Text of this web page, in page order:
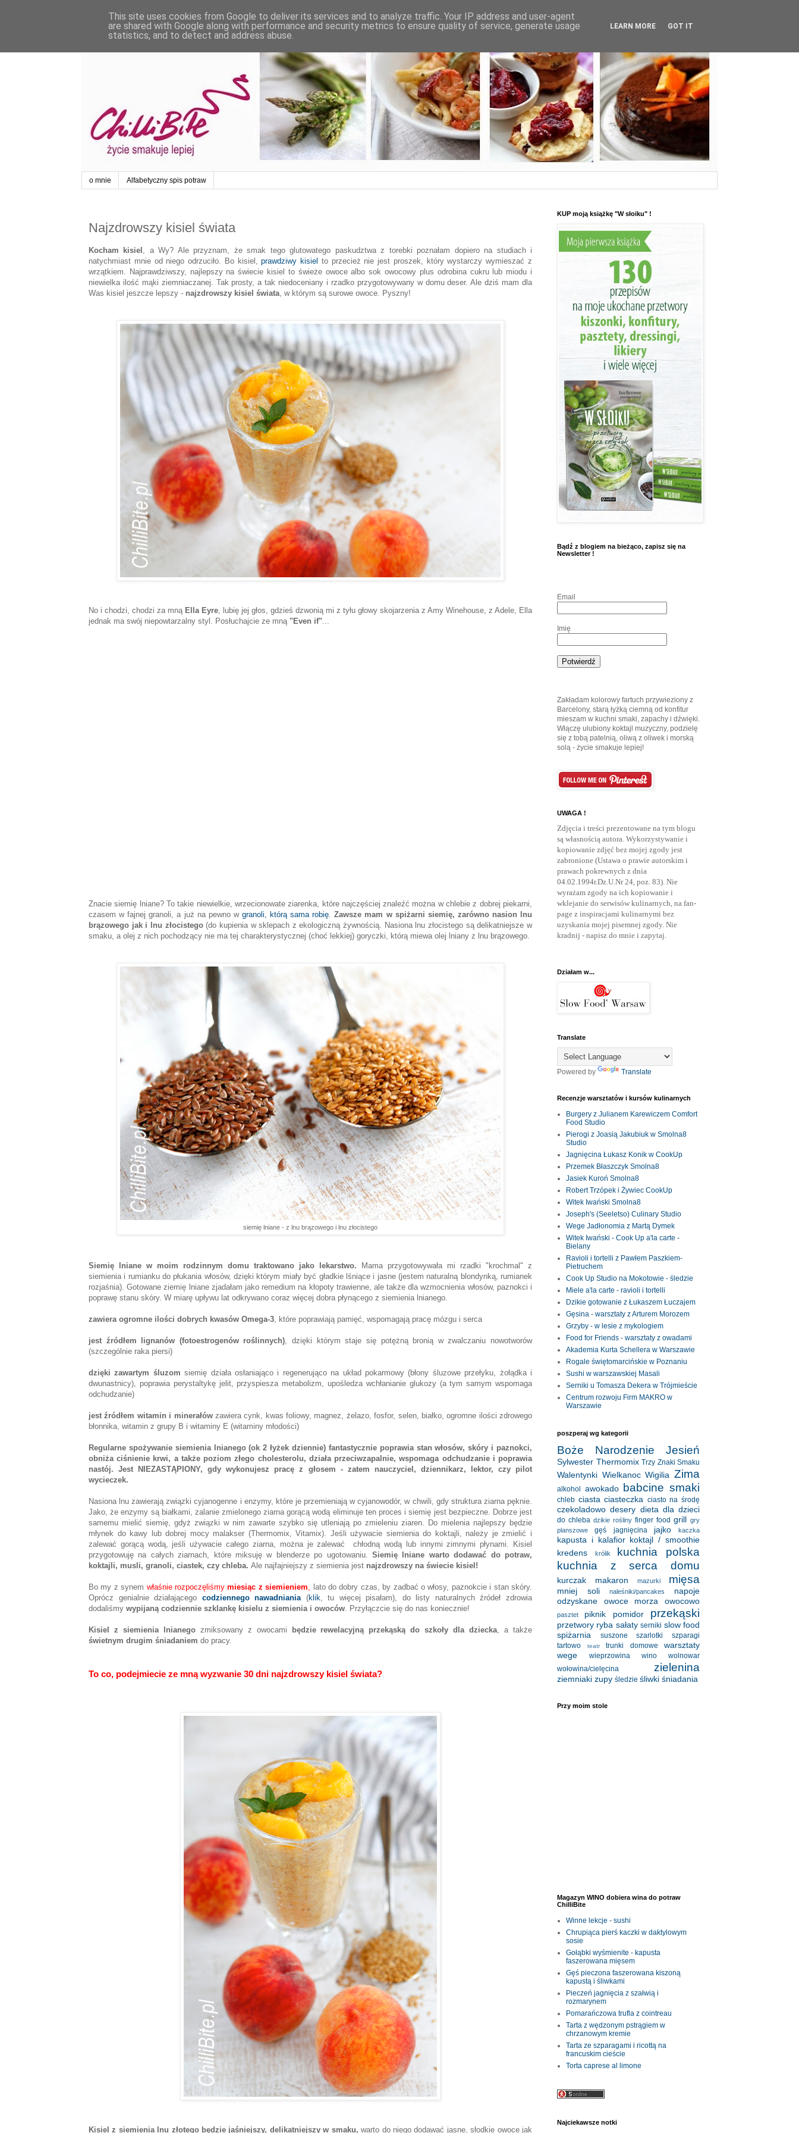
o mnie Alfabetyczny spis potraw
Najzdrowszy kisiel świata
Kocham kisiel , a Wy? Ale przyznam, że smak tego glutowatego paskudztwa z torebki poznałam dopiero na studiach i
natychmiast mnie od niego odrzuciło. Bo kisiel,prawdziwy kisiel to przecież nie jest proszek, który wystarczy wymieszać z
wrzątkiem. Najprawdziwszy, najlepszy na świecie kisiel to świeże owoce albo sok owocowy plus odrobina cukru lub miodu i
niewielka ilość mąki ziemniaczanej. Tak prosty, a tak niedoceniany i rzadko przygotowywany w domu deser. Ale dziś mam dla
Was kisiel jeszcze lepszy - najzdrowszy kisiel świata, w którym są surowe owoce. Pyszny!
No i chodzi, chodzi za mną Ella Eyre, lubię jej głos, gdzieś dzwonią mi z tyłu głowy skojarzenia z Amy Winehouse, z Adele, Ella
jednak ma swój niepowtarzalny styl. Posłuchajcie ze mną "Even if"...
Znacie siemię lniane? To takie niewielkie, wrzecionowate ziarenka, które najczęściej znaleźć można w chlebie z dobrej piekarni,
czasem w fajnej granoli, a już na pewno w granoli, którą sama robię.Zawsze mam w spiżarni siemię, zarówno nasion lnu
brązowego jak i lnu złocistego(do kupienia w sklepach z ekologiczną żywnością. Nasiona lnu złocistego są delikatniejsze w
smaku, a olej z nich pochodzący nie ma tej charakterystycznej (choć lekkiej) goryczki, którą miewa olej lniany z lnu brązowego.
siemię lniane - z lnu brązowego i lnu złocistego
Siemię lniane w moim rodzinnym domu traktowano jako lekarstwo. Mama przygotowywała mi rzadki "krochmal" z
siemienia i rumianku do płukania włosów, dzięki którym miały być gładkie lśniące i jasne (jestem naturalną blondynką, rumianek
rozjaśnia). Gotowane ziemię lniane zjadałam jako remedium na kłopoty trawienne, ale także dla wzmocnienia włosów, paznokci i
poprawę stanu skóry. W miarę upływu lat odkrywano coraz więcej dobra płynącego z siemienia lnianego.
zawiera ogromne ilości dobrych kwasów Omega-3 , które poprawiają pamięć, wspomagają pracę mózgu i serca
jest źródłem lignanów (fotoestrogenów roślinnych) , dzięki którym staje się potężną bronią w zwalczaniu nowotworów
(szczególnie raka piersi)
dzięki zawartym śluzom siemię działa osłaniająco i regenerująco na układ pokarmowy (błony śluzowe przełyku, żołądka i
dwunastnicy), poprawia perystaltykę jelit, przyspiesza metabolizm, upośledza wchłanianie glukozy (a tym samym wspomaga
odchudzanie)
jest źródłem witamin i minerałówzawiera cynk, kwas foliowy, magnez, żelazo, fosfor, selen, białko, ogromne ilości zdrowego
błonnika, witamin z grupy B i witaminy E (witaminy młodości)
Regularne spożywanie siemienia lnianego (ok 2 łyżek dziennie) fantastycznie poprawia stan włosów, skóry i paznokci,
obniża ciśnienie krwi, a także poziom złego cholesterolu, działa przeciwzapalnie, wspomaga odchudzanie i poprawia
nastój. Jest NIEZASTĄPIONY, gdy wykonujesz pracę z głosem - zatem nauczyciel, dziennikarz, lektor, czy pilot
wycieczek.
Nasiona lnu zawierają związki cyjanogenne i enzymy, które je przemieniają w cyjanowodór, w chwili, gdy struktura ziarna pęknie.
Jako, że enzymy są białkami, zalanie zmielonego ziarna gorącą wodą eliminuje ten proces i siemię jest bezpieczne. Dobrze jest
samemu mielić siemię, gdyż związki w nim zawarte szybko się utleniają po zmieleniu ziaren. Do mielenia najlepszy będzie
młynek do kawy lub dobrej mocy malakser (Thermomix, Vitamix). Jeśli używacie siemienia do koktajli, należy je zmielić i
zalewać gorącą wodą, jeśli używacie całego ziarna, można je zalewać chłodną wodą lub innymi zimnymi płynami. Kisiel
przygotowuję na całych ziarnach, które miksuję w blenderze po ugotowaniu. Siemię lniane warto dodawać do potraw,
koktajli, musli, granoli, ciastek, czy chleba. Ale najfajniejszy z siemienia jest najzdrowszy na świecie kisiel!
Bo my z synem właśnie rozpoczęliśmymiesiąc z siemieniem
lato do dobry czas, by zadbać o włosy, paznokcie i stan skóry.
Oprócz genialnie działającego codziennego nawadniania (klik , tu więcej pisałam), do listy naturalnych źródeł zdrowia
dodaliśmy wypijaną codziennie szklankę kisielu z siemienia i owoców . Przyłączcie się do nas koniecznie!
Kisiel z siemienia lnianego zmiksowany z owocami będzie rewelacyjną przekąską do szkoły dla dziecka , a także
świetnym drugim śniadaniem do pracy.
To co, podejmiecie ze mną wyzwanie 30 dni najzdrowszy kisiel świata?
Kisiel z siemienia lnu złotego będzie jaśniejszy, delikatniejszy w smaku, warto do niego dodawać jasne, słodkie owoce jak
KUP moją książkę "W słoiku" !
Bądź z blogiem na bieżąco, zapisz się na
Newsletter !
Email
Imię
Zakładam kolorowy fartuch przywieziony z
Barcelony, starą łyżką ciemną od konfitur
mieszam w kuchni smaki, zapachy i dźwięki.
Włączę ulubiony koktajl muzyczny, podzielę
się z tobą patelnią, oliwą z oliwek i morską
solą - życie smakuje lepiej!
UWAGA !
Zdjęcia i treści prezentowane na tym blogu
są własnością autora. Wykorzystywanie i
kopiowanie zdjęć bez mojej zgody jest
zabronione (Ustawa o prawie autorskim i
prawach pokrewnych z dnia
04.02.1994r.Dz.U.Nr 24, poz. 83). Nie
wyrażam zgody na ich kopiowanie i
wklejanie do serwisów kulinarnych, na fan-
page z inspiracjami kulinarnymi bez
uzyskania mojej pisemnej zgody. Nie
kradnij - napisz do mnie i zapytaj.
Działam w...
Translate
Powered by Translate
Recenzje warsztatów i kursów kulinarnych
Burgery z Julianem Karewiczem Comfort
Food Studio
Pierogi z Joasią Jakubiuk w Smolna8
Studio
Jagnięcina Łukasz Konik w CookUp
Przemek Błaszczyk Smolna8
Jasiek Kuroń Smolna8
Robert Trzópek i Żywiec CookUp
Witek Iwański Smolna8
Joseph's (Seeletso) Culinary Studio
Wege Jadłonomia z Martą Dymek
Witek Iwański - Cook Up a'la carte -
Bielany
Ravioli i tortelli z Pawłem Paszkiem-
Pietruchem
Cook Up Studio na Mokotowie - śledzie
Miele a'la carte - ravioli i tortelli
Dzikie gotowanie z Łukaszem Łuczajem
Gęsina - warsztaty z Arturem Morozem
Grzyby - w lesie z mykologiem
Food for Friends - warsztaty z owadami
Akademia Kurta Schellera w Warszawie
Rogale świętomarcińskie w Poznaniu
Sushi w warszawskiej Masali
Serniki u Tomasza Dekera w Trójmieście
Centrum rozwoju Firm MAKRO w
Warszawie
poszperaj wg kategorii
Boże Narodzenie Jesień
Sylwester Thermomix Trzy Znaki Smaku
Walentynki Wielkanoc Wigilia Zima
alkohol awokado babcine smaki
chleb ciasta ciasteczka ciasto na środę
czekoladowo desery dieta dla dzieci
do chleba dzikie rośliny finger food grill gry
planszowe
gęś jagnięcina jajko kaczka
kapusta i kalafior koktajl / smoothie
kredens
królik
kuchnia polska
kuchnia z serca domu
kurczak makaron mazurki mięsa
mniej soli naleśniki/pancakes
napoje
odzyskane
owoce morza owocowo
pasztet piknik pomidor przekąski
przetwory ryba sałaty serniki slow food
spiżarnia
suszone szarlotki
szparagi
tartowo
teatr trunki domowe
warsztaty
wege
wieprzowina wino
wolnowar
wołowina/cielęcina
zielenina
ziemniaki zupy śledzie śliwki śniadania
Przy moim stole
Magazyn WINO dobiera wina do potraw
ChilliBite
Winne lekcje - sushi
Chrupiąca pierś kaczki w daktylowym
sosie
Gołąbki wyśmienite - kapusta
faszerowana mięsem
Gęś pieczona faszerowana kiszoną
kapustą i śliwkami
Pieczeń jagnięcia z szałwią i
rozmarynem
Pomarańczowa trufla z cointreau
Tarta z wędzonym pstrągiem w
chrzanowym kremie
Tarta ze szparagami i ricottą na
francuskim cieście
Torta caprese al limone
Najciekawsze notki
This site uses cookies from Google to deliver its services and to analyze traffic. Your IP address and user-agent
are shared with Google along with performance and security metrics to ensure quality of service, generate usage
statistics, and to detect and address abuse.
LEARN MORE GOT IT